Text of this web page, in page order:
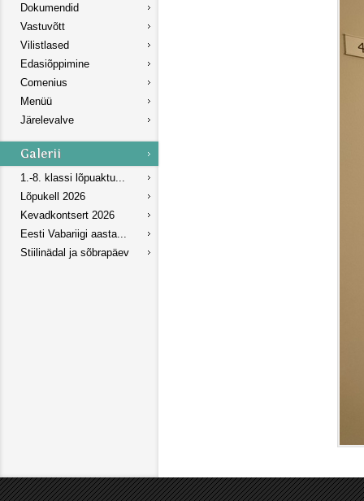
Dokumendid
Vastuvõtt
Vilistlased
Edasiõppimine
Comenius
Menüü
Järelevalve
1.-8. klassi lõpuaktu...
Lõpukell 2026
Kevadkontsert 2026
Eesti Vabariigi aasta...
Stiilinädal ja sõbrapäev